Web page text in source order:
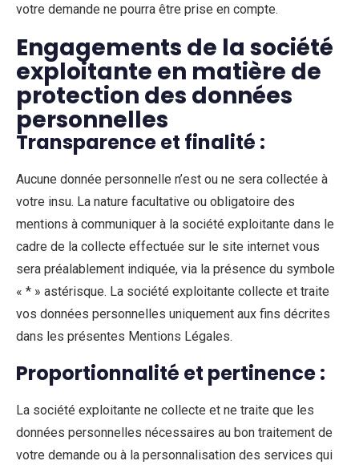
votre demande ne pourra être prise en compte.
Engagements de la société
exploitante en matière de
protection des données
personnelles
Transparence et finalité :
Aucune donnée personnelle n’est ou ne sera collectée à
votre insu. La nature facultative ou obligatoire des
mentions à communiquer à la société exploitante dans le
cadre de la collecte effectuée sur le site internet vous
sera préalablement indiquée, via la présence du symbole
« * » astérisque. La société exploitante collecte et traite
vos données personnelles uniquement aux fins décrites
dans les présentes Mentions Légales.
Proportionnalité et pertinence :
La société exploitante ne collecte et ne traite que les
données personnelles nécessaires au bon traitement de
votre demande ou à la personnalisation des services qui